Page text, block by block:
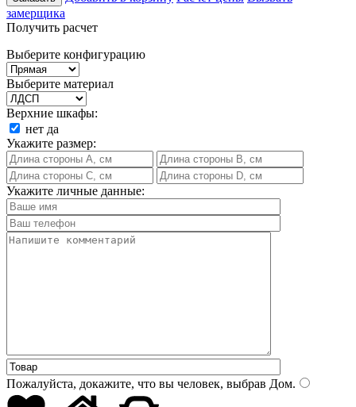
замерщика
Получить расчет
Выберите конфигурацию
Выберите материал
Верхние шкафы:
нет да
Укажите размер:
Укажите личные данные:
Пожалуйста, докажите, что вы человек, выбрав Дом.